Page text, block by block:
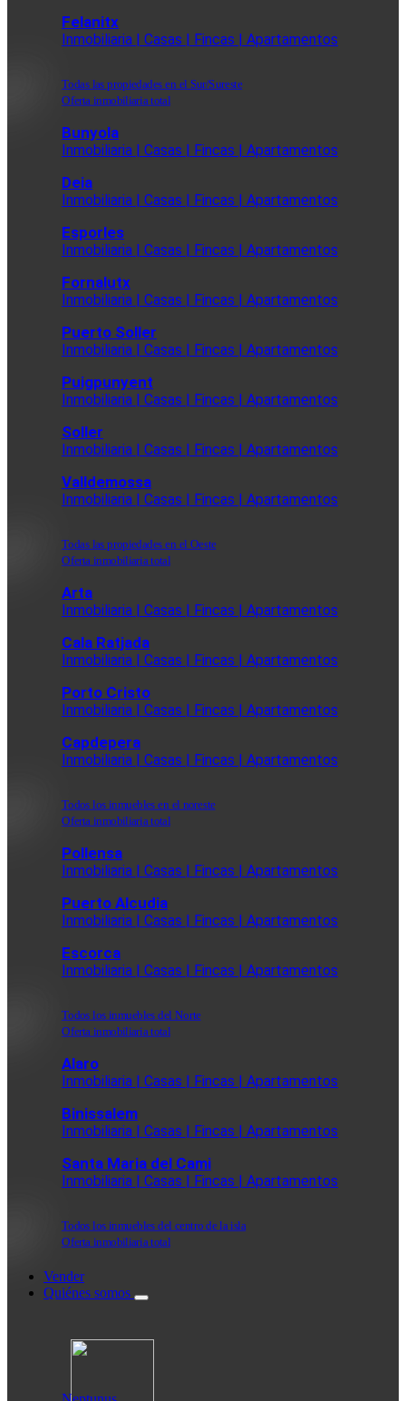
Felanitx
Inmobiliaria | Casas | Fincas | Apartamentos
Todas las propiedades en el Sur/Sureste
Oferta inmobiliaria total
Bunyola
Inmobiliaria | Casas | Fincas | Apartamentos
Deia
Inmobiliaria | Casas | Fincas | Apartamentos
Esporles
Inmobiliaria | Casas | Fincas | Apartamentos
Fornalutx
Inmobiliaria | Casas | Fincas | Apartamentos
Puerto Soller
Inmobiliaria | Casas | Fincas | Apartamentos
Puigpunyent
Inmobiliaria | Casas | Fincas | Apartamentos
Soller
Inmobiliaria | Casas | Fincas | Apartamentos
Valldemossa
Inmobiliaria | Casas | Fincas | Apartamentos
Todas las propiedades en el Oeste
Oferta inmobiliaria total
Arta
Inmobiliaria | Casas | Fincas | Apartamentos
Cala Ratjada
Inmobiliaria | Casas | Fincas | Apartamentos
Porto Cristo
Inmobiliaria | Casas | Fincas | Apartamentos
Capdepera
Inmobiliaria | Casas | Fincas | Apartamentos
Todos los inmuebles en el noreste
Oferta inmobiliaria total
Pollensa
Inmobiliaria | Casas | Fincas | Apartamentos
Puerto Alcudia
Inmobiliaria | Casas | Fincas | Apartamentos
Escorca
Inmobiliaria | Casas | Fincas | Apartamentos
Todos los inmuebles del Norte
Oferta inmobiliaria total
Alaro
Inmobiliaria | Casas | Fincas | Apartamentos
Binissalem
Inmobiliaria | Casas | Fincas | Apartamentos
Santa Maria del Cami
Inmobiliaria | Casas | Fincas | Apartamentos
Todos los inmuebles del centro de la isla
Oferta inmobiliaria total
Vender
Quiénes somos